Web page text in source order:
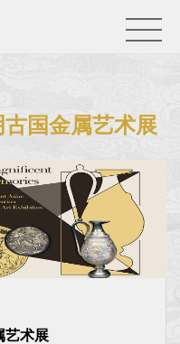
国金属艺术展
艺术展